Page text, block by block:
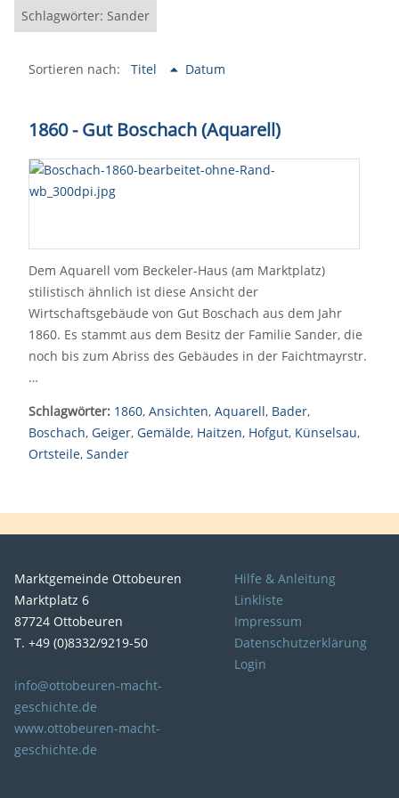
Schlagwörter: Sander
Sortieren nach: Titel Datum
1860 - Gut Boschach (Aquarell)
Dem Aquarell vom Beckeler-Haus (am Marktplatz)
stilistisch ähnlich ist diese Ansicht der
Wirtschaftsgebäude von Gut Boschach aus dem Jahr
1860. Es stammt aus dem Besitz der Familie Sander, die
noch bis zum Abriss des Gebäudes in der Faichtmayrstr.
…
Schlagwörter: 1860, Ansichten, Aquarell, Bader,
Boschach, Geiger, Gemälde, Haitzen, Hofgut, Künselsau,
Ortsteile, Sander
Marktgemeinde Ottobeuren
Marktplatz 6
87724 Ottobeuren
T. +49 (0)8332/9219-50
info@ottobeuren-macht-
geschichte.de
www.ottobeuren-macht-
geschichte.de
Hilfe & Anleitung
Linkliste
Impressum
Datenschutzerklärung
Login